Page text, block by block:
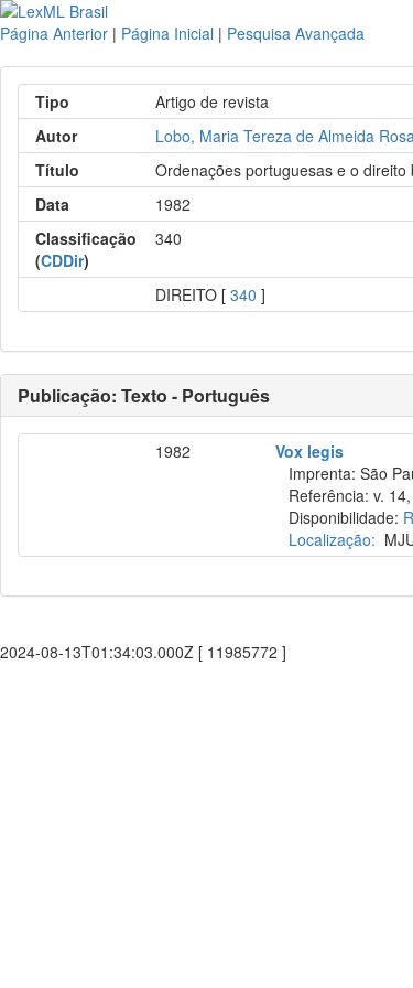
Página Anterior | Página Inicial | Pesquisa Avançada
Tipo
Artigo de revista
Autor
Lobo, Maria Tereza de Almeida
Título
Ordenações portuguesas e o direito
Data
1982
Classificação
(CDDir)
340
DIREITO [340 ]
Publicação: Texto - Português
1982
Vox legis
Imprenta: São
Referência: v.
Disponibilidade:
Localização:
2024-08-13T01:34:03.000Z [ 11985772 ]